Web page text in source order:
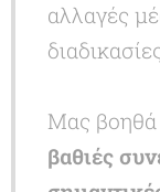
αλλαγές
Μας
βαθιές